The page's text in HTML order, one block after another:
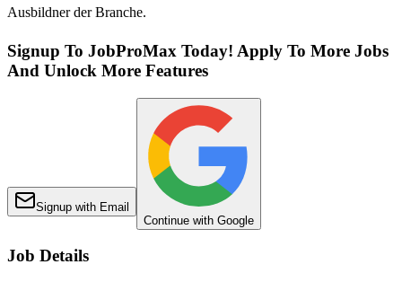
Ausbildner der Branche.
Signup To JobProMax Today! Apply To More Jobs
And Unlock More Features
Signup with Email
Continue with Google
Job Details